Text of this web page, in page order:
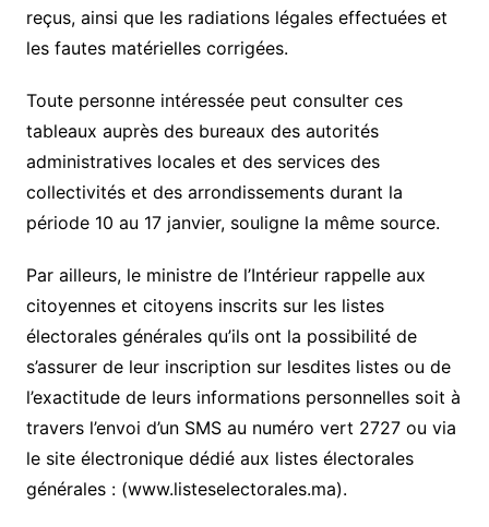
reçus, ainsi que les radiations légales effectuées et
les fautes matérielles corrigées.
Toute personne intéressée peut consulter ces
tableaux auprès des bureaux des autorités
administratives locales et des services des
collectivités et des arrondissements durant la
période 10 au 17 janvier, souligne la même source.
Par ailleurs, le ministre de l’Intérieur rappelle aux
citoyennes et citoyens inscrits sur les listes
électorales générales qu’ils ont la possibilité de
s’assurer de leur inscription sur lesdites listes ou de
l’exactitude de leurs informations personnelles soit à
travers l’envoi d’un SMS au numéro vert 2727 ou via
le site électronique dédié aux listes électorales
générales : (www.listeselectorales.ma).